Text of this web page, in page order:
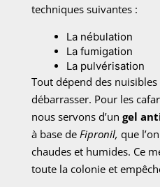
techniques suivantes :
La nébulation
La fumigation
La pulvérisation
Tout dépend des
débarrasser. Pour les
nous servons d’un gel
à base de Fipronil, que
chaudes et humides. Ce
toute la colonie et